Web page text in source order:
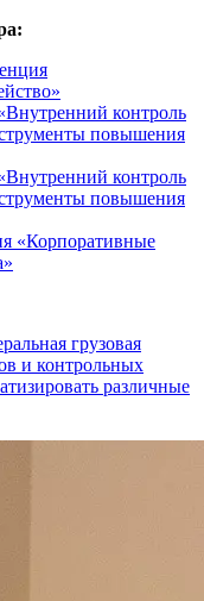
контроль
повышения
контроль
повышения
«Корпоративные
грузовая
и контрольных
различные